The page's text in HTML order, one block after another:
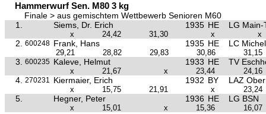
Hammerwurf Sen. M80 3 kg
Finale > aus gemischtem Wettbewerb Senioren M60
1.
Siems, Dr. Erich 1935 HE LG Main-
x 24,42 31,30 x x
2. 600248 Frank, Hans 1935 HE LC
29,21 28,82 29,83 30,86 31,15
3. 600235 Kaleve, Helmut 1933 HE TV
x 21,67 x 23,44 24,16
4. 270231 Kiermaier, Erich 1932 BY LAZ
x 15,75 21,91 x 23,24
5. Hegner, Peter 1936 HE LG BSN
x 15,01 x 15,36 16,07